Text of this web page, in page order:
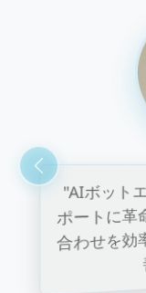
"ボットエ
性が大幅に
シーム